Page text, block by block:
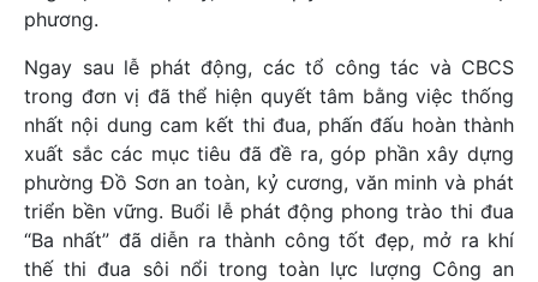
phương.
Ngay sau lễ phát động, các tổ công tác và CBCS
trong đơn vị đã thể hiện quyết tâm bằng việc thống
nhất nội dung cam kết thi đua, phấn đấu hoàn thành
xuất sắc các mục tiêu đã đề ra, góp phần xây dựng
phường Đồ Sơn an toàn, kỷ cương, văn minh và phát
triển bền vững. Buổi lễ phát động phong trào thi đua
“Ba nhất” đã diễn ra thành công tốt đẹp, mở ra khí
thế thi đua sôi nổi trong toàn lực lượng Công an